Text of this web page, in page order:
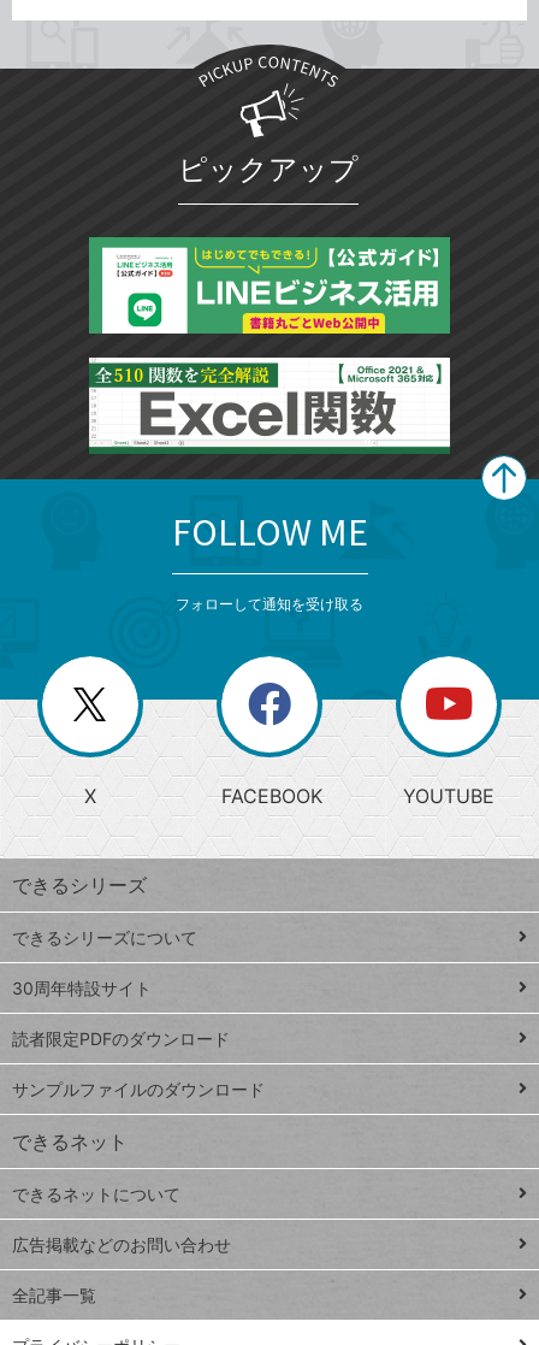
ピックアップ
じ
る
search
検
索
上
昇
ワ
ー
ド
Google
スプレ
ッドシ
ート
iPhone
VLOOKUP
close
閉じ
る
閉
じ
る
ー
か
ら
探
す
ト
ッ
プ
ペ
ジ
連載
Excel Q&A
トイアンナ流仕
事術
PowerAutomate
FOLLOW ME
フォローして通知を受け取る
X FACEBOOK YOUTUBE
できるシリーズ
できるシリーズについて
30周年特設サイト
読者限定PDFのダウンロード
サンプルファイルのダウンロード
できるネット
できるネットについて
広告掲載などのお問い合わせ
全記事一覧